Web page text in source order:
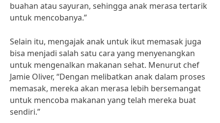
buahan atau sayuran, sehingga anak merasa tertarik
untuk mencobanya.”
Selain itu, mengajak anak untuk ikut memasak juga
bisa menjadi salah satu cara yang menyenangkan
untuk mengenalkan makanan sehat. Menurut chef
Jamie Oliver, “Dengan melibatkan anak dalam proses
memasak, mereka akan merasa lebih bersemangat
untuk mencoba makanan yang telah mereka buat
sendiri.”